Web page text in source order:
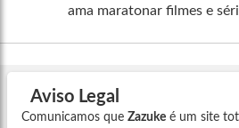
ama maratonar filmes e
Aviso Legal
Comunicamos que Zazuke é um site